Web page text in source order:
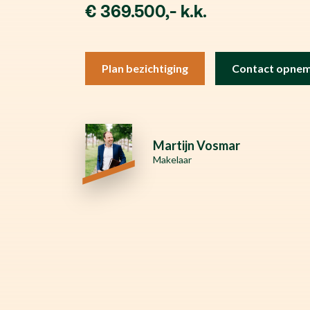
€ 369.500,- k.k.
Plan bezichtiging Contact
Martijn Vosmar
Makelaar